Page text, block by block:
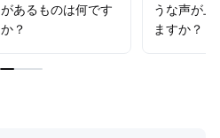
があるものは何です
か？
うな声が上
ますか？